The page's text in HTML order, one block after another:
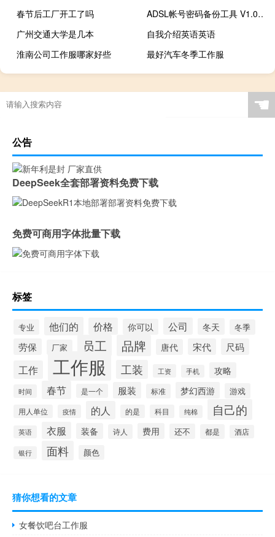
春节后工厂开工了吗
ADSL帐号密码备份工具 V1.0 绿色版（ADSL帐号密码备份工具 V1.0 绿色版功能简介）
广州交通大学是几本
自我介绍英语英语
淮南公司工作服哪家好些
最好汽车冬季工作服
☚
公告
DeepSeek全套部署资料免费下载
免费可商用字体批量下载
标签
专业 他们的 价格 你可以 公司 冬天 冬季
劳保 厂家 员工 品牌 唐代 宋代 尺码
工作 工作服 工装 工资 手机 攻略
时间 春节 是一个 服装 标准 梦幻西游 游戏
用人单位 疫情 的人 的是 科目 纯棉 自己的
英语 衣服 装备 诗人 费用 还不 都是 酒店
银行 面料 颜色
猜你想看的文章
女餐饮吧台工作服